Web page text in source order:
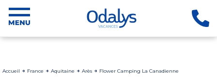
Accueil France Aquitaine Arès Flower Camping La Canadienne